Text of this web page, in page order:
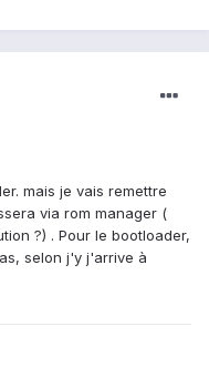
mais je vais remettre
via rom manager (
?) . Pour le bootloader,
selon j'y j'arrive à